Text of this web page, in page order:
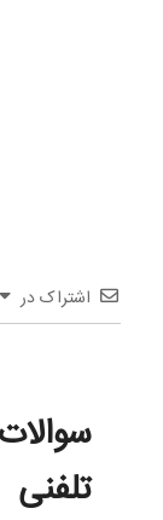
اشتراک در
تلفنی